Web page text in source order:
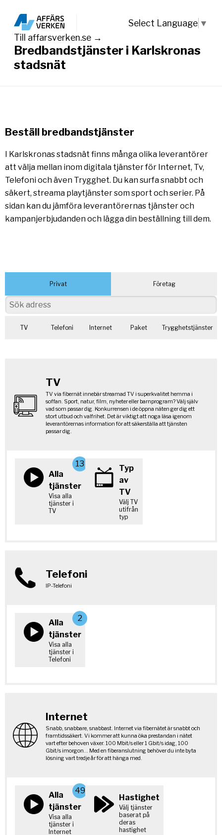
Bredbandstjänster i Karlskronas
stadsnät
Select Language ▼
Till affarsverken.se →
Beställ bredbandstjänster
I Karlskronas stadsnät finns många olika leverantörer
att välja mellan inom digitala tjänster för Internet, Tv,
Telefoni och även Trygghet. Du kan surfa snabbt och
säkert, streama playtjänster som sport och serier. På
sidan kan du jämföra leverantörernas tjänster och
kampanjerbjudanden och lägga din beställning till dem.
Privat Företag
TV Telefoni Internet Paket Trygghetstjänster
TV
TV via fibernät innebär streamad TV i superkvalitet hemma i
soffan. Sport, natur, film, nyheter eller barnprogram? Välj själv
vad som passar dig. Konkurrensen i de öppna näten ger dig ett
stort utbud och valfrihet. Det är viktigt att noga läsa igenom
leverantörernas information för att säkerställa att tjänsten
passar dig.
Alla
tjänster
Visa alla
tjänster i
TV
13
Typ
av
TV
Välj TV
utifrån
typ
Telefoni
IP-Telefoni
Alla
tjänster
Visa alla
tjänster i
Telefoni
2
Internet
Snabb, snabbare, snabbast. Internet via fibernätet är snabbt och
framtidssäkert. Vi kommer att kunna öka prestandan i nätet
vart efter behoven växer. 100 Mbit/s eller 1 Gbit/s idag, 100
Gbit/s imorgon... Med en fiberanslutning behöver du inte byta
lösning vart tredje år för att hänga med.
Alla
tjänster
Visa alla
tjänster i
Internet
49
Hastighet
Välj tjänster
baserat på
deras
hastighet